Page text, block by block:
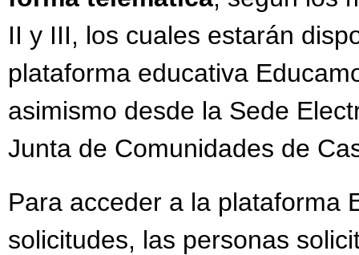
II y III, los cuales estarán
plataforma educativa
asimismo desde la Sede
Junta de Comunidades de
Para acceder a la plataforma
solicitudes, las personas